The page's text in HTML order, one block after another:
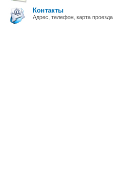
Контакты
Адрес, телефон, карта проезда